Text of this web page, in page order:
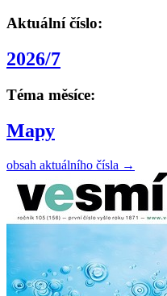
Aktuální číslo:
2026/7
Téma měsíce:
Mapy
obsah aktuálního čísla →